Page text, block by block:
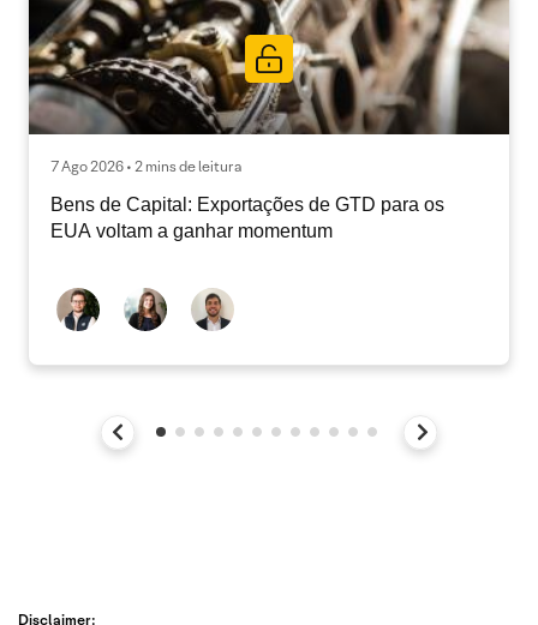
7 Ago 2026 • 2 mins de leitura
Bens de Capital: Exportações de GTD para os
EUA voltam a ganhar momentum
Disclaimer: